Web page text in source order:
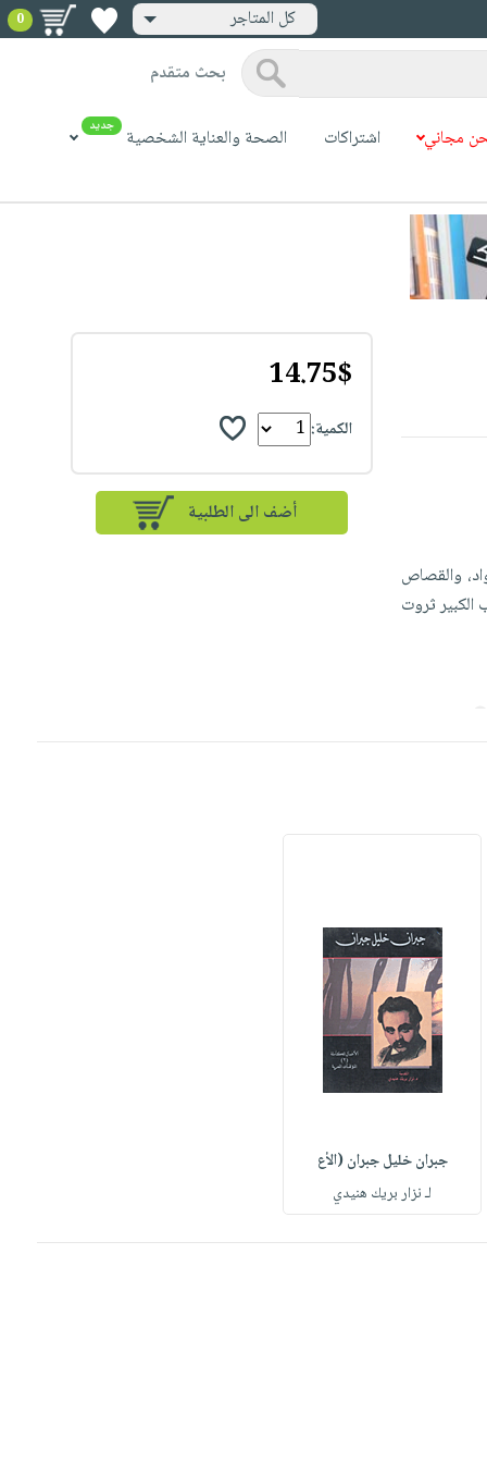
كل المتاجر 0
بحث متقدم
مجاني اشتراكات الصحة والعناية الشخصية جديد
والقصاص
ثروت
14.75$
الكمية:
أضف الى الطلبية
جبران خليل جبران (الأع
لـ نزار بريك هنيدي